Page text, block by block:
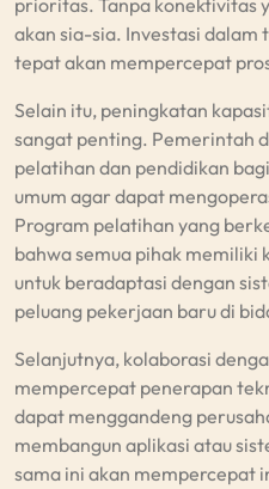
prioritas. Tanpa konektivitas
akan sia-sia. Investasi dalam
tepat akan mempercepat
Selain itu, peningkatan
sangat penting. Pemerintah
pelatihan dan pendidikan
umum agar dapat
Program pelatihan yang
bahwa semua pihak memiliki
untuk beradaptasi dengan
peluang pekerjaan baru di
Selanjutnya, kolaborasi
mempercepat penerapan
dapat menggandeng
membangun aplikasi atau
sama ini akan mempercepat